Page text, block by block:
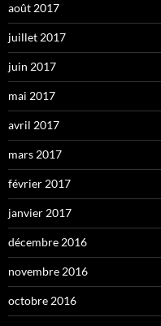
août 2017
juillet 2017
juin 2017
mai 2017
avril 2017
mars 2017
février 2017
janvier 2017
décembre 2016
novembre 2016
octobre 2016